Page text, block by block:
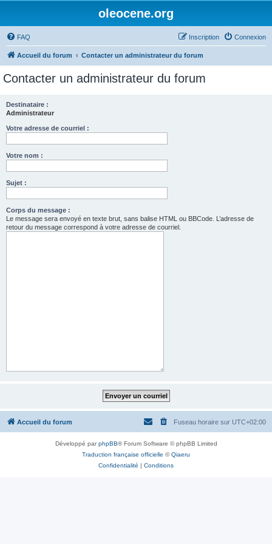
oleocene.org
FAQ Connexion
Inscription
Accueil du forum Contacter un administrateur du forum
Contacter un administrateur du forum
Destinataire :
Administrateur
Votre adresse de courriel :
Votre nom :
Sujet :
Corps du message :
Le message sera envoyé en texte brut, sans balise HTML ou BBCode. L’adresse de
retour du message correspond à votre adresse de courriel.
Accueil du forum Fuseau horaire sur UTC+02:00
Développé parphpBB® Forum Software © phpBB Limited
Traduction française officielle ©Qiaeru
Confidentialité | Conditions